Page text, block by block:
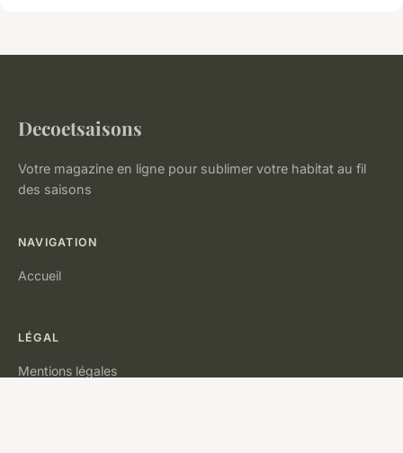
Decoetsaisons
Votre magazine en ligne pour sublimer votre habitat au fil
des saisons
NAVIGATION
Accueil
LÉGAL
Mentions légales